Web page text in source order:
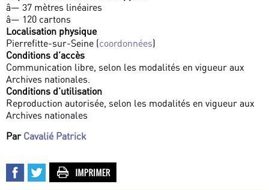
â— 37 mètres linéaires
â— 120 cartons
Localisation physique
Pierrefitte-sur-Seine (coordonnées)
Conditions d’accès
Communication libre, selon les modalités en vigueur aux
Archives nationales.
Conditions d’utilisation
Reproduction autorisée, selon les modalités en vigueur aux
Archives nationales
Par Cavalié Patrick